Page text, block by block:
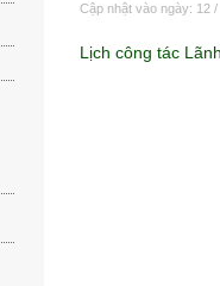
Cập nhật vào ngày: 12
Lịch công tác